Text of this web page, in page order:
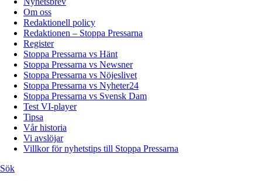
Om oss
Redaktionell policy
Redaktionen – Stoppa Pressarna
Register
Stoppa Pressarna vs Hänt
Stoppa Pressarna vs Newsner
Stoppa Pressarna vs Nöjeslivet
Stoppa Pressarna vs Nyheter24
Stoppa Pressarna vs Svensk Dam
Test VI-player
Tipsa
Vår historia
Vi avslöjar
Villkor för nyhetstips till Stoppa Pressarna
Sök